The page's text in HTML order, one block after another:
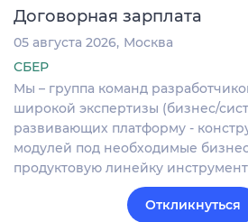
Договорная зарплата
05 августа 2026 Москва
СБЕР
Мы – группа команд
широкой экспертизы (бизнес/
развивающих платформу -
модулей под необходимые
продуктовую линейку
Откликнуться